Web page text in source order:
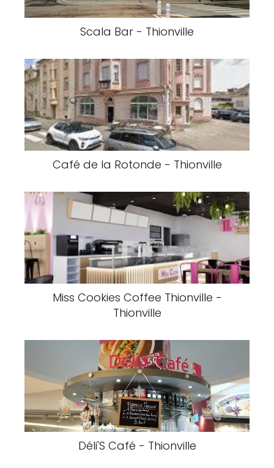
Scala Bar - Thionville
Café de la Rotonde - Thionville
Miss Cookies Coffee Thionville -
Thionville
Déli'S Café - Thionville